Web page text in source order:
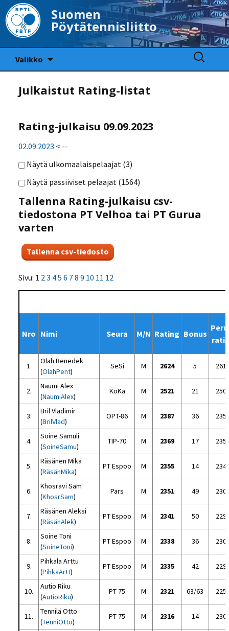
Suomen
Pöytätennisliitto
Valikko
Haku:
Julkaistut Rating-listat
Rating-julkaisu 09.09.2023
02.09.2023 < --
Näytä ulkomaalaispelaajat (3)
Näytä passiiviset pelaajat (1564)
Tallenna Rating-julkaisu csv-
tiedostona PT Velhoa tai PT Gurua
varten
Sivu: 1 23 45 6 78 9 10 11 12
Nro Nimi Seura M/N Rating Bonus
1.
Olah Benedek
(OlahPent)
SeSi M 2624 5
2.
Naumi Alex
(NaumiAlex)
KoKa M 2521 21
3.
Bril Vladimir
(BrilVlad)
OPT-86 M 2387 36
4.
Soine Samuli
(SoineSamu)
TIP-70 M 2369 17
5.
Räsänen Mika
(RäsänMika)
PT Espoo M 2355 14
6.
Khosravi Sam
(KhosrSam)
Pars M 2351 49
7.
Räsänen Aleksi
(RäsänAlek)
PT Espoo M 2341 50
8.
Soine Toni
(SoineToni)
PT Espoo M 2338 36
9.
Pihkala Arttu
(PihkaArtt)
PT Espoo M 2335 42
10.
Autio Riku
(AutioRiku)
PT 75 M 2321 63/63
11.
Tennilä Otto
(TenniOtto)
PT 75 M 2316 14